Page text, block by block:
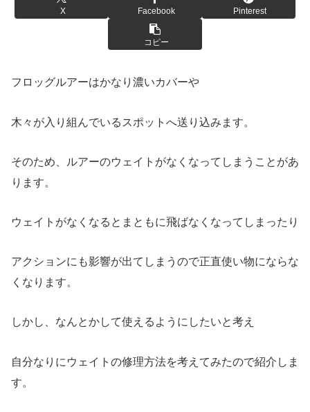
X Facebook Pinterest
コピー
フロッグルアーはかなり濃いカバーや
木々が入り組んでいるスポットへ送り込みます。
そのため、ルアーのウェイトがなくなってしまうことがあ
ります。
ウェイトがなくなるとまともに飛ばなくなってしまったり
アクションにも影響が出てしまうので正直使い物にならな
くなります。
しかし、なんとかして使えるようにしたいと考え
自分なりにウェイトの修理方法を考えてみたので紹介しま
す。